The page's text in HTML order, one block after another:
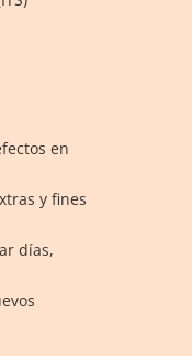
en
y fines
días,